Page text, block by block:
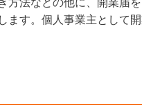
方法などの他に、開業届
ます。個人事業主として